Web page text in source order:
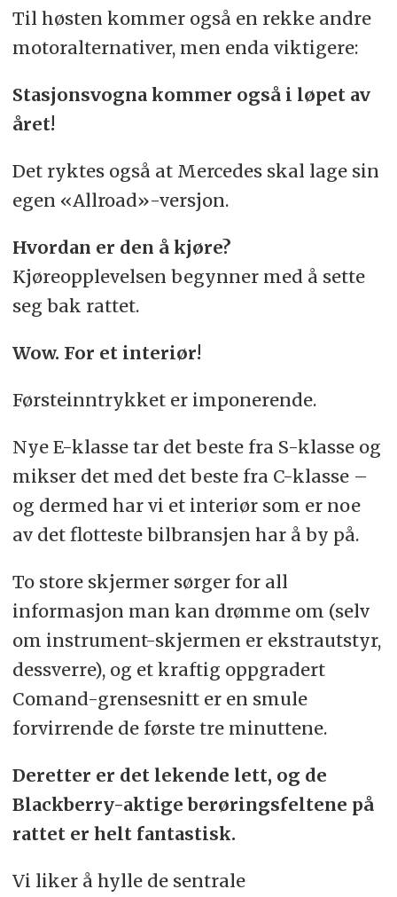
Til høsten kommer også en rekke andre
motoralternativer, men enda viktigere:
Stasjonsvogna kommer også i løpet av
året!
Det ryktes også at Mercedes skal lage sin
egen «Allroad»-versjon.
Hvordan er den å kjøre?
Kjøreopplevelsen begynner med å sette
seg bak rattet.
Wow. For et interiør!
Førsteinntrykket er imponerende.
Nye E-klasse tar det beste fra S-klasse og
mikser det med det beste fra C-klasse –
og dermed har vi et interiør som er noe
av det flotteste bilbransjen har å by på.
To store skjermer sørger for all
informasjon man kan drømme om (selv
om instrument-skjermen er ekstrautstyr,
dessverre), og et kraftig oppgradert
Comand-grensesnitt er en smule
forvirrende de første tre minuttene.
Deretter er det lekende lett, og de
Blackberry-aktige berøringsfeltene på
rattet er helt fantastisk.
Vi liker å hylle de sentrale